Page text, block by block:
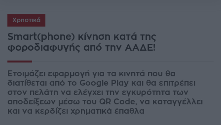
Χρηστικά
Smart(phone) κίνηση κατά της
φοροδιαφυγής από την ΑΑΔΕ!
Ετοιμάζει εφαρμογή για τα κινητά που θα
διατίθεται από το Google Play και θα επιτρέπει
στον πελάτη να ελέγχει την εγκυρότητα των
αποδείξεων μέσω του QR Code, να καταγγέλλει
και να κερδίζει χρηματικά έπαθλα